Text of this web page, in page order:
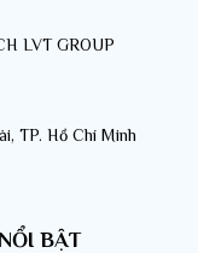
LVT GROUP
TP. Hồ Chí Minh
BẬT